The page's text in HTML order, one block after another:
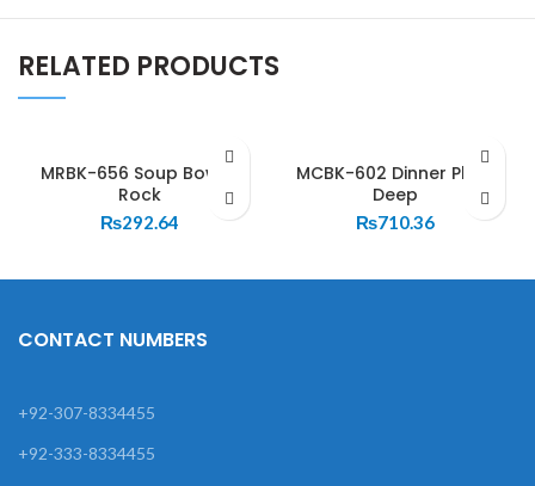
RELATED PRODUCTS
MRBK-656 Soup Bowl –
Rock
₨292.64
MCBK-602 Dinner Plate
Deep
₨710.36
CONTACT NUMBERS
+92-307-8334455
+92-333-8334455